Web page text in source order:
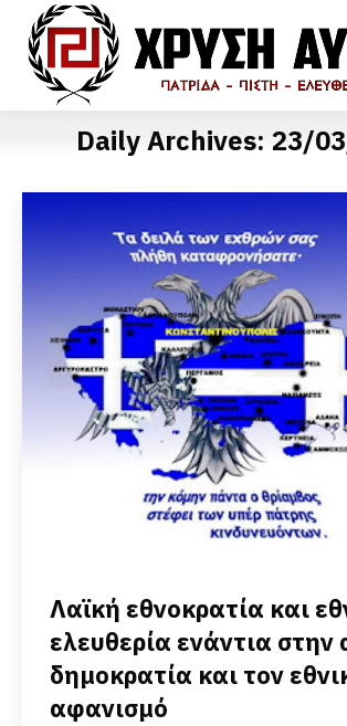
Daily Archives: 23/
Λαϊκή εθνοκρατία και
ελευθερία ενάντια στην
δημοκρατία και τον
αφανισμό